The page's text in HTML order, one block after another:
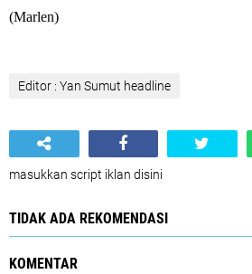
(Marlen)
Editor : Yan Sumut headline
masukkan script iklan disini
TIDAK ADA REKOMENDASI
KOMENTAR